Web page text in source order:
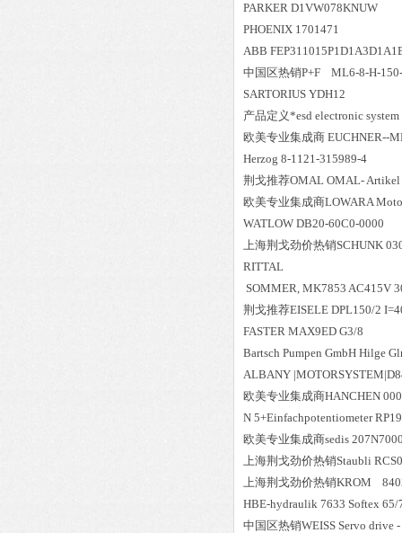
PARKER D1VW078KNUW
PHOENIX 1701471
ABB
中国区热销P+F
SARTORIUS YDH12
产品定义*esd electronic
欧美专业集成商 EUCHNER--
Herzog 8-1121-315989-4
荆戈推荐OMAL OMAL- Artikel
欧美专业集成商LOWARA
WATLOW DB20-60C0-0000
上海荆戈劲价热销SCHUNK
RITTAL
SOMMER, MK7853 AC415V
荆戈推荐EISELE DPL150/2
FASTER MAX9ED G3/8
Bartsch Pumpen GmbH Hilge
ALBANY
欧美专业集成商HANCHEN
N 5+Einfachpotentiometer
欧美专业集成商sedis
上海荆戈劲价热销Staubli
上海荆戈劲价热销KROM
HBE-hydraulik 7633 Softex 65/
中国区热销WEISS Servo drive